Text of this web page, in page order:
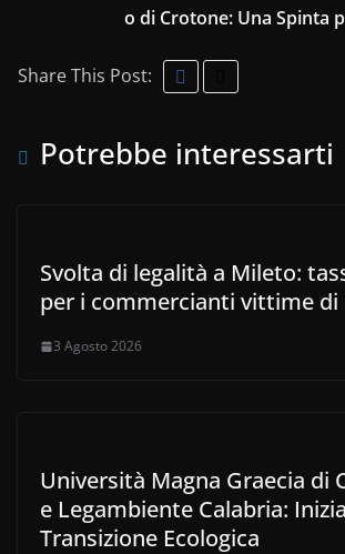
o di Crotone: Una Spinta
Share This Post:
Potrebbe interessarti
Svolta di legalità a Mileto:
per i commercianti vittime di
3 Agosto 2026
Università Magna Graecia di
e Legambiente Calabria:
Transizione Ecologica